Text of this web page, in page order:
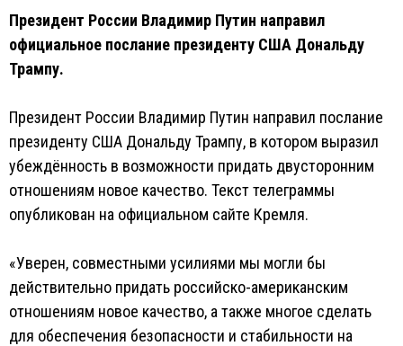
Президент России Владимир Путин направил
официальное послание президенту США Дональду
Трампу.
Президент России Владимир Путин направил послание
президенту США Дональду Трампу, в котором выразил
убеждённость в возможности придать двусторонним
отношениям новое качество. Текст телеграммы
опубликован на официальном сайте Кремля.
«Уверен, совместными усилиями мы могли бы
действительно придать российско-американским
отношениям новое качество, а также многое сделать
для обеспечения безопасности и стабильности на